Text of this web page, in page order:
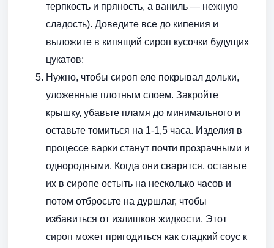
терпкость и пряность, а ваниль — нежную
сладость). Доведите все до кипения и
выложите в кипящий сироп кусочки будущих
цукатов;
Нужно, чтобы сироп еле покрывал дольки,
уложенные плотным слоем. Закройте
крышку, убавьте пламя до минимального и
оставьте томиться на 1-1,5 часа. Изделия в
процессе варки станут почти прозрачными и
однородными. Когда они сварятся, оставьте
их в сиропе остыть на несколько часов и
потом отбросьте на дуршлаг, чтобы
избавиться от излишков жидкости. Этот
сироп может пригодиться как сладкий соус к